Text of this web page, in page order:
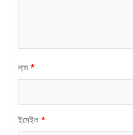
নাম *
ইমেইল *